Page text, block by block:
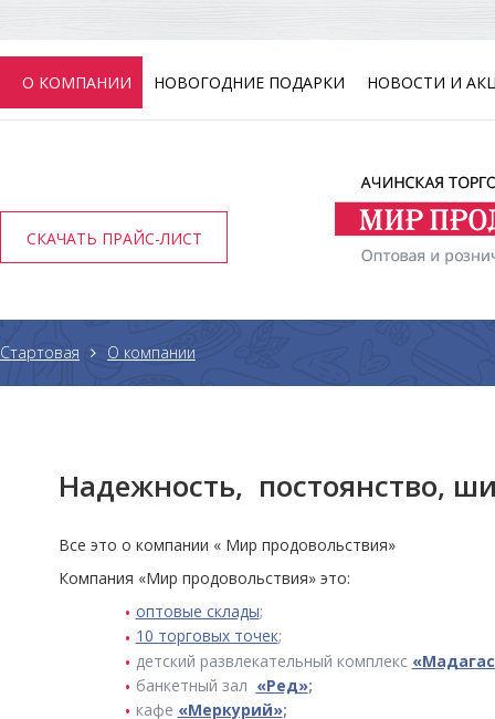
О КОМПАНИИ НОВОГОДНИЕ ПОДАРКИ НОВОСТИ И
СКАЧАТЬ ПРАЙС-ЛИСТ
Стартовая О компании
Надежность, постоянство,
Все это о компании « Мир продовольствия»
Компания «Мир продовольствия» это:
оптовые склады;
10 торговых точек;
детский развлекательный комплекс
банкетный зал «Ред»;
кафе «Меркурий»;